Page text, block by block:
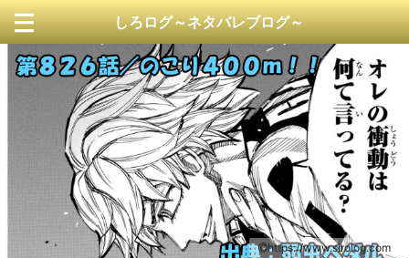
しろログ～ネタバレブログ～
https://www.sirolog.com